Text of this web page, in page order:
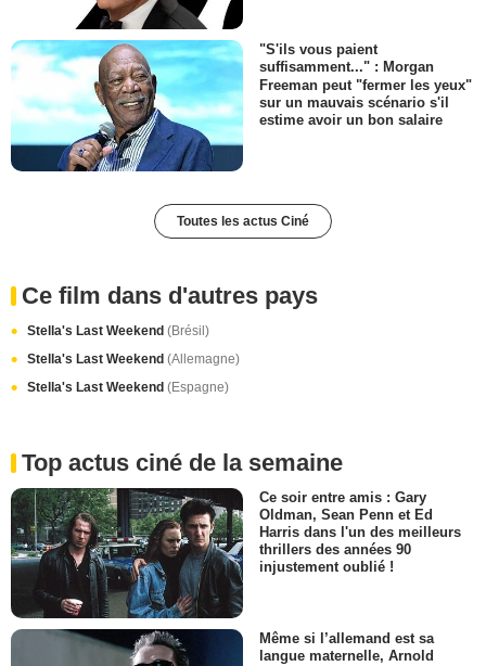
"S'ils vous paient
suffisamment..." : Morgan
Freeman peut "fermer les yeux"
sur un mauvais scénario s'il
estime avoir un bon salaire
Toutes les actus Ciné
Ce film dans d'autres pays
Stella's Last Weekend (Brésil)
Stella's Last Weekend (Allemagne)
Stella's Last Weekend (Espagne)
Top actus ciné de la semaine
Ce soir entre amis : Gary
Oldman, Sean Penn et Ed
Harris dans l'un des meilleurs
thrillers des années 90
injustement oublié !
Même si l’allemand est sa
langue maternelle, Arnold